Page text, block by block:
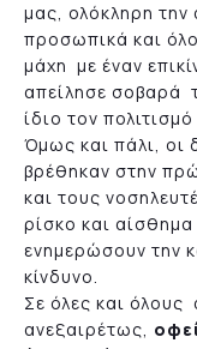
μας, ολόκληρη
προσωπικά και
μάχη με έναν
απείλησε σοβαρά
ίδιο τον
Όμως και πάλι, οι
βρέθηκαν στην
και τους
ρίσκο και
ενημερώσουν την
κίνδυνο.
Σε όλες και
ανεξαιρέτως,